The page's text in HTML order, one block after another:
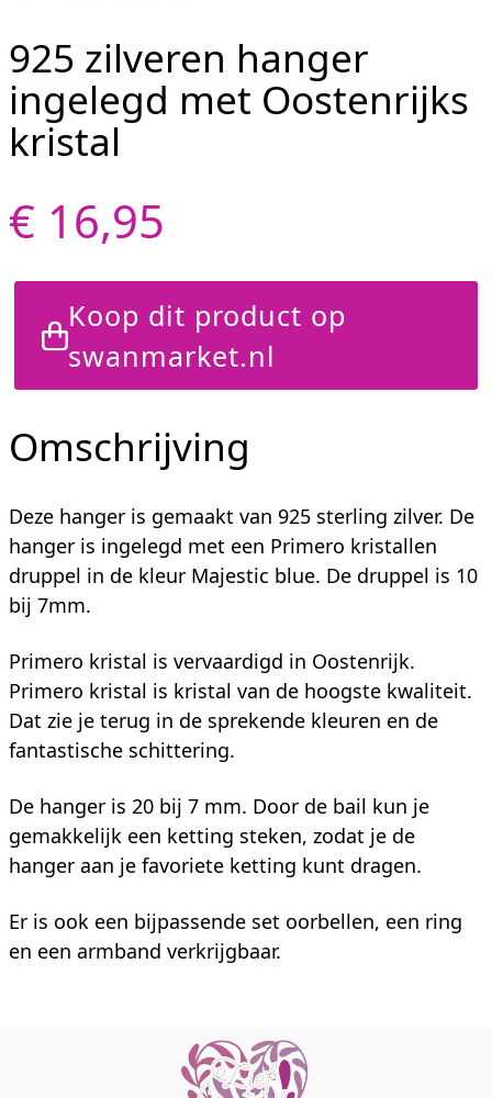
925 zilveren hanger
ingelegd met Oostenrijks
kristal
€ 16,95
Koop dit product op
swanmarket.nl
Omschrijving
Deze hanger is gemaakt van 925 sterling zilver. De
hanger is ingelegd met een Primero kristallen
druppel in de kleur Majestic blue. De druppel is 10
bij 7mm.
Primero kristal is vervaardigd in Oostenrijk.
Primero kristal is kristal van de hoogste kwaliteit.
Dat zie je terug in de sprekende kleuren en de
fantastische schittering.
De hanger is 20 bij 7 mm. Door de bail kun je
gemakkelijk een ketting steken, zodat je de
hanger aan je favoriete ketting kunt dragen.
Er is ook een bijpassende set oorbellen, een ring
en een armband verkrijgbaar.